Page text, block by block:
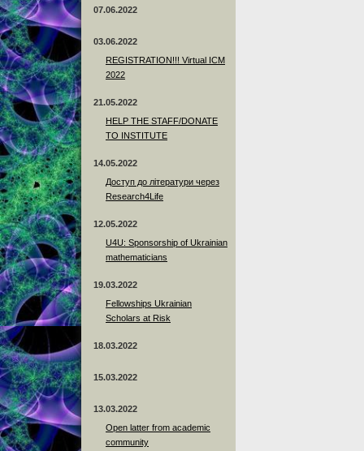
07.06.2022
03.06.2022
REGISTRATION!!! Virtual ICM
2022
21.05.2022
HELP THE STAFF/DONATE
TO INSTITUTE
14.05.2022
Доступ до літератури через
Research4Life
12.05.2022
U4U: Sponsorship of Ukrainian
mathematicians
19.03.2022
Fellowships Ukrainian
Scholars at Risk
18.03.2022
15.03.2022
13.03.2022
Open latter from academic
community